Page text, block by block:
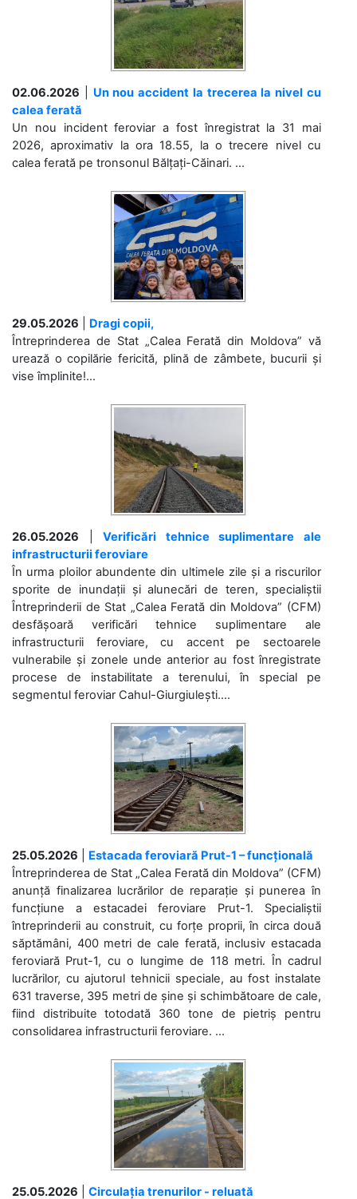
02.06.2026
Un nou accident la trecerea la nivel cu
calea ferată
Un nou incident feroviar a fost înregistrat la 31 mai
2026, aproximativ la ora 18.55, la o trecere nivel cu
calea ferată pe tronsonul Bălțați-Căinari. ...
29.05.2026
Dragi copii,
Întreprinderea de Stat „Calea Ferată din Moldova” vă
urează o copilărie fericită, plină de zâmbete, bucurii și
vise împlinite!...
26.05.2026 |Verificări tehnice suplimentare ale
infrastructurii feroviare
În urma ploilor abundente din ultimele zile și a riscurilor
sporite de inundații și alunecări de teren, specialiștii
Întreprinderii de Stat „Calea Ferată din Moldova” (CFM)
desfășoară verificări tehnice suplimentare ale
infrastructurii feroviare, cu accent pe sectoarele
vulnerabile și zonele unde anterior au fost înregistrate
procese de instabilitate a terenului, în special pe
segmentul feroviar Cahul-Giurgiulești....
25.05.2026
Estacada feroviară Prut-1 – funcțională
Întreprinderea de Stat „Calea Ferată din Moldova” (CFM)
anunță finalizarea lucrărilor de reparație și punerea în
funcțiune a estacadei feroviare Prut-1. Specialiștii
întreprinderii au construit, cu forțe proprii, în circa două
săptămâni, 400 metri de cale ferată, inclusiv estacada
feroviară Prut-1, cu o lungime de 118 metri. În cadrul
lucrărilor, cu ajutorul tehnicii speciale, au fost instalate
631 traverse, 395 metri de șine și schimbătoare de cale,
fiind distribuite totodată 360 tone de pietriș pentru
consolidarea infrastructurii feroviare. ...
25.05.2026 Circulația trenurilor - reluată